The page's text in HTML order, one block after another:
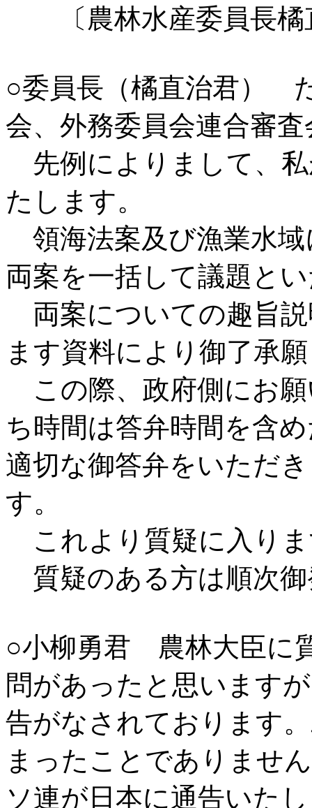
〔農林水産委員長橘
○委員長（橘直治君）
会、外務委員会連合審
先例によりまして、
たします。
領海法案及び漁業水域
両案を一括して議題と
両案についての趣旨
ます資料により御了承
この際、政府側にお
ち時間は答弁時間を含
適切な御答弁をいただ
す。
これより質疑に入り
質疑のある方は順次
○小柳勇君 農林大臣に
問があったと思います
告がなされております
まったことでありませ
ソ連が日本に通告いた